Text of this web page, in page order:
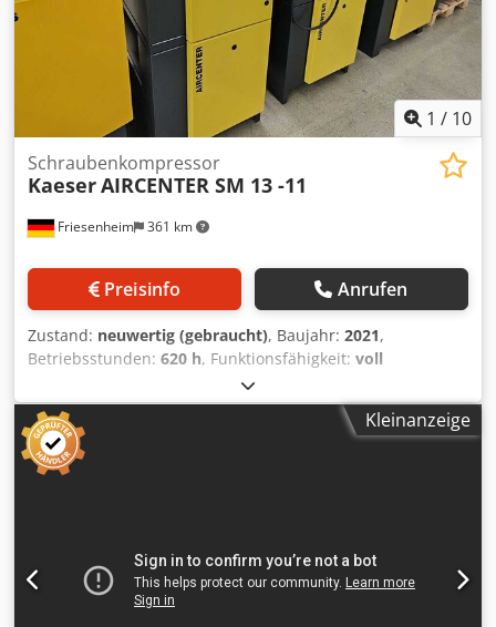
1 / 10
Friesenheim 361 km
Schraubenkompressor
KaeserAIRCENTER SM 13 -11
Preisinfo Anrufen
Zustand: neuwertig (gebraucht), Baujahr: 2021,
Betriebsstunden: 620 h, Funktionsfähigkeit: voll
, Kaeser Aircenter SM13-11
Schraubenkompressor (2021) Hersteller: Kaeser Djdoy Tkg
Iepfx Actock Typ: Aircenter SM13-11 Baujahr: 2021
Zustand: Sehr gut, gebraucht Einschaltstunden: 1356h
Laststunden: 606h Wartung in 2825h Technische Daten
50 Hz Abmessungen (BxTxH) 630x1200x1716 mm Gewicht
400 kg Druckluftbehälter 270 l Anschluss Druckluft G 3/4
Schalldruckpegel 64 dB(A) Kältetrockner
Kleinanzeige